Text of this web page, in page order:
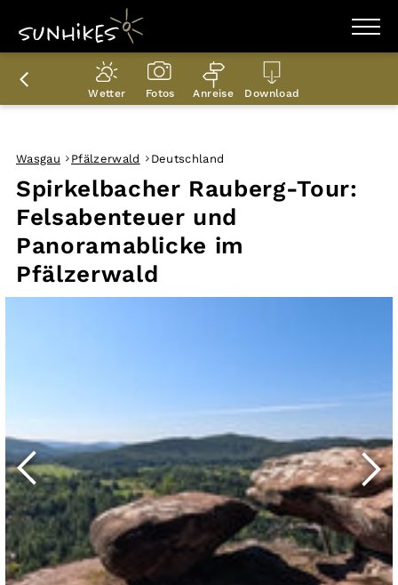
WANDERZIELE
WANDERUNGEN
ENTDECKEN
PLANER
Wetter Fotos Anreise Download
Spirkelbacher Rauberg-Tour:
Felsabenteuer und
Panoramablicke im
Pfälzerwald
Wasgau Pfälzerwald Deutschland